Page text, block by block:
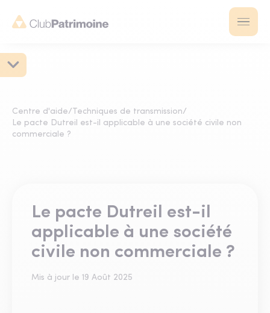
Centre d'aide/ Techniques de transmission/
Le pacte Dutreil est-il applicable à une société civile non
commerciale ?
Le pacte Dutreil est-il
applicable à une société
civile non commerciale ?
Mis à jour le 19 Août 2025